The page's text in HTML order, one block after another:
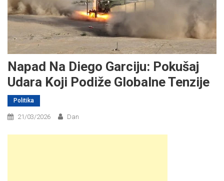
Napad Na Diego Garciju: Pokušaj
Udara Koji Podiže Globalne Tenzije
Politika
21/03/2026 Dan